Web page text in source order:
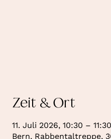
Zeit & Ort
11. Juli 2026, 10:30 – 11:30
Bern, Rabbentaltreppe,